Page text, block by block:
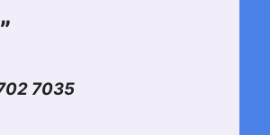
7035